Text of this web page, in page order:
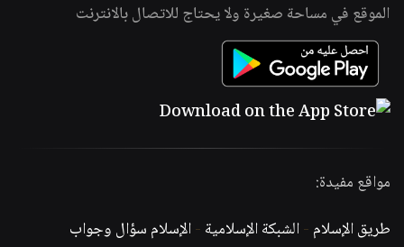
الموقع في مساحة صغيرة ولا يحتاج للاتصال بالانترنت
مواقع مفيدة:
طريق الإسلام -الشبكة الإسلامية -الإسلام سؤال وجواب